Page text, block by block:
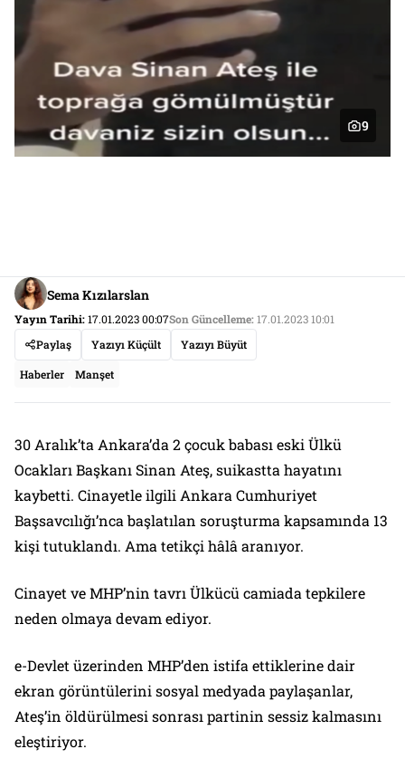
9
Sema Kızılarslan
Yayın Tarihi:17.01.2023 00:07Son Güncelleme:17.01.2023 10:01
Paylaş
Yazıyı Küçült Yazıyı Büyüt
Haberler Manşet
30 Aralık’ta Ankara’da 2 çocuk babası eski Ülkü
Ocakları Başkanı Sinan Ateş, suikastta hayatını
kaybetti. Cinayetle ilgili Ankara Cumhuriyet
Başsavcılığı’nca başlatılan soruşturma kapsamında 13
kişi tutuklandı. Ama tetikçi hâlâ aranıyor.
Cinayet ve MHP’nin tavrı Ülkücü camiada tepkilere
neden olmaya devam ediyor.
e-Devlet üzerinden MHP’den istifa ettiklerine dair
ekran görüntülerini sosyal medyada paylaşanlar,
Ateş’in öldürülmesi sonrası partinin sessiz kalmasını
eleştiriyor.